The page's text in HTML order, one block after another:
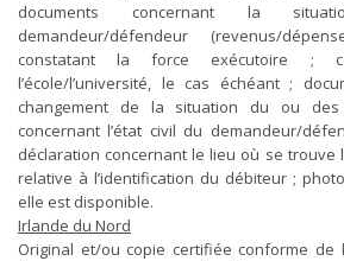
documents concernant la
demandeur/défendeur (revenus/
constatant la force exécutoire ;
l’école/l’université, le cas échéant ;
changement de la situation du ou
concernant l’état civil du demandeur/
déclaration concernant le lieu où se trouve
relative à l’identification du débiteur ;
elle est disponible.
Irlande du Nord
Original et/ou copie certifiée conforme de